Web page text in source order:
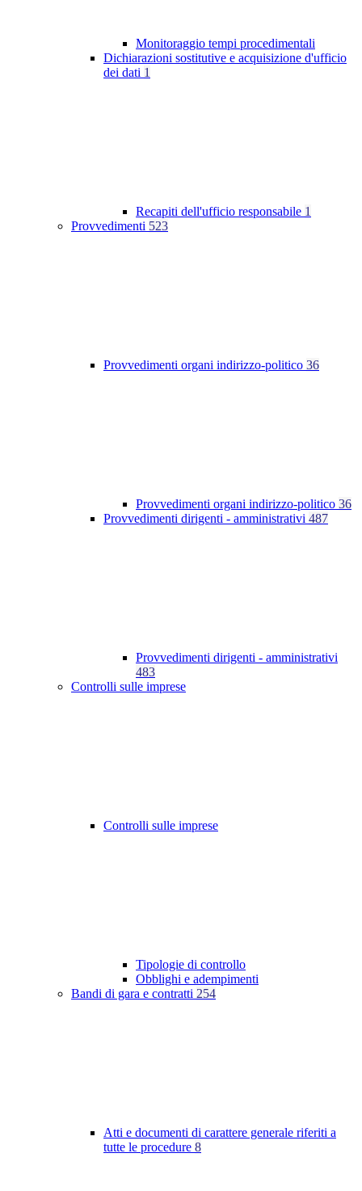
Monitoraggio tempi procedimentali
Dichiarazioni sostitutive e acquisizione d'ufficio
dei dati 1
Recapiti dell'ufficio responsabile 1
Provvedimenti 523
Provvedimenti organi indirizzo-politico 36
Provvedimenti organi indirizzo-politico 36
Provvedimenti dirigenti - amministrativi 487
Provvedimenti dirigenti - amministrativi
483
Controlli sulle imprese
Controlli sulle imprese
Tipologie di controllo
Obblighi e adempimenti
Bandi di gara e contratti 254
Atti e documenti di carattere generale riferiti a
tutte le procedure 8